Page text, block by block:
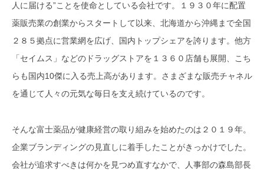
人に届ける”ことを使命としている会社です。１９３０年に配置
薬販売業の創業からスタートして以来、北海道から沖縄まで全国
２８５拠点に営業網を広げ、国内トップシェアを誇ります。他方
「セイムス」などのドラッグストアを１３６０店舗も展開、こち
らも国内10傑に入る売上高があります。さまざまな販売チャネル
を通じて人々の元気な毎日を支え続けているのです。
そんな富士薬品が健康経営の取り組みを始めたのは２０１９年。
企業ブランディングの見直しに着手したことがきっかけでした。
会社が追求すべきは何かを見つめ直すなかで、人事部の森島部長